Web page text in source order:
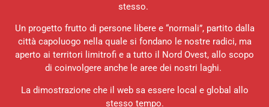
stesso.
Un progetto frutto di persone libere e “normali”, partito dalla
città capoluogo nella quale si fondano le nostre radici, ma
aperto ai territori limitrofi e a tutto il Nord Ovest, allo scopo
di coinvolgere anche le aree dei nostri laghi.
La dimostrazione che il web sa essere local e global allo
stesso tempo.